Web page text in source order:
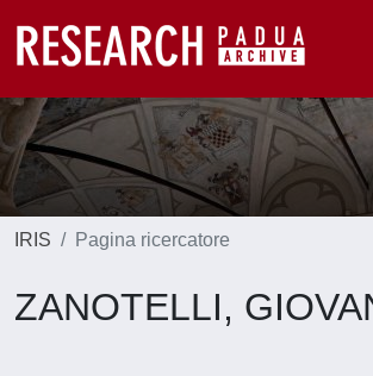
IRIS Pagina ricercatore
ZANOTELLI,